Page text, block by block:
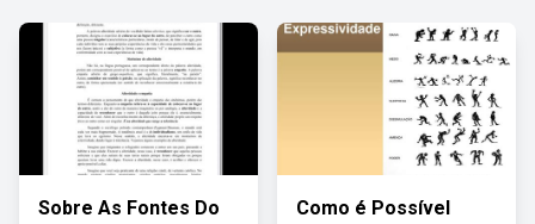
Sobre As Fontes Do
Como é Possível